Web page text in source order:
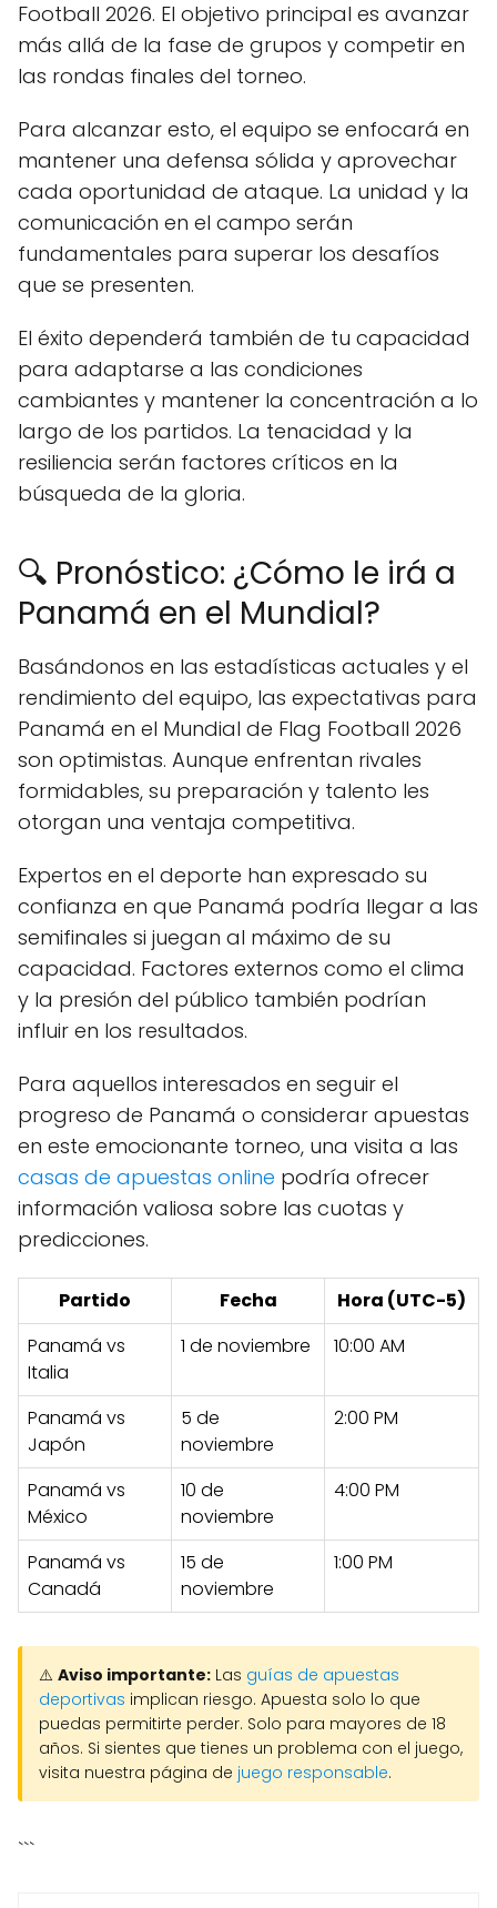
Football 2026. El objetivo principal es avanzar
más allá de la fase de grupos y competir en
las rondas finales del torneo.
Para alcanzar esto, el equipo se enfocará en
mantener una defensa sólida y aprovechar
cada oportunidad de ataque. La unidad y la
comunicación en el campo serán
fundamentales para superar los desafíos
que se presenten.
El éxito dependerá también de tu capacidad
para adaptarse a las condiciones
cambiantes y mantener la concentración a lo
largo de los partidos. La tenacidad y la
resiliencia serán factores críticos en la
búsqueda de la gloria.
🔍 Pronóstico: ¿Cómo le irá a
Panamá en el Mundial?
Basándonos en las estadísticas actuales y el
rendimiento del equipo, las expectativas para
Panamá en el Mundial de Flag Football 2026
son optimistas. Aunque enfrentan rivales
formidables, su preparación y talento les
otorgan una ventaja competitiva.
Expertos en el deporte han expresado su
confianza en que Panamá podría llegar a las
semifinales si juegan al máximo de su
capacidad. Factores externos como el clima
y la presión del público también podrían
influir en los resultados.
Para aquellos interesados en seguir el
progreso de Panamá o considerar apuestas
en este emocionante torneo, una visita a las
casas de apuestas online podría ofrecer
información valiosa sobre las cuotas y
predicciones.
Partido Fecha
Hora (UTC-5)
Panamá vs
Italia
1 de noviembre 10:00 AM
Panamá vs
Japón
5 de
noviembre
2:00 PM
Panamá vs
México
10 de
noviembre
4:00 PM
Panamá vs
Canadá
15 de
noviembre
1:00 PM
⚠️ Aviso importante: Las guías de apuestas
deportivas implican riesgo. Apuesta solo lo que
puedas permitirte perder. Solo para mayores de 18
años. Si sientes que tienes un problema con el juego,
visita nuestra página de juego responsable.
```